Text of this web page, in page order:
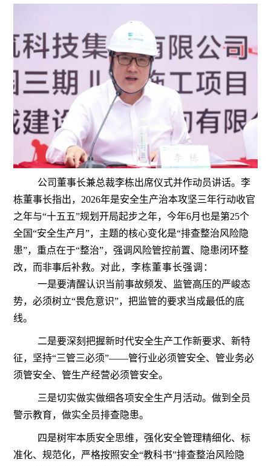
公司董事长兼总裁李栋出席仪式并作动员讲话。李
栋董事长指出，2026年是安全生产治本攻坚三年行动收官
之年与“十五五”规划开局起步之年，今年6月也是第25个
全国“安全生产月”，主题的核心变化是“排查整治风险隐
患”，重点在于“整治”，强调风险管控前置、隐患闭环整
改，而非事后补救。 对此，李栋董事长强调：
一是要清醒认识当前事故频发、监管高压的严峻态
势，必须树立“畏危意识”，把监管的要求当成最低的底
线。
二是要深刻把握新时代安全生产工作新要求、新特
征，坚持“三管三必须”——管行业必须管安全、管业务必
须管安全、管生产经营必须管安全。
三是切实做实做细各项安全生产月活动。做到全员
警示教育，做实全员排查隐患。
四是树牢本质安全思维，强化安全管理精细化、标
准化、规范化，严格按照安全“教科书”排查整治风险隐